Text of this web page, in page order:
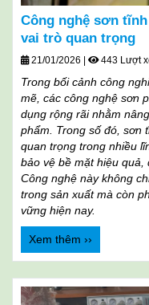
Công nghệ sơn
vai trò quan trọng
21/01/2026 443 Lượt
Trong bối cảnh công
mẽ, các công nghệ sơn
dụng rộng rãi nhằm
phẩm. Trong số đó, sơn
quan trọng trong nhiều
bảo vệ bề mặt hiệu quả,
Công nghệ này không
trong sản xuất mà còn
vững hiện nay.
Xem thêm ››